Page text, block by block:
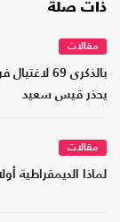
ذات صلة
مقالات
بالذكرى
يحذر قيس سعيد
مقالات
لماذا الديمقراطية